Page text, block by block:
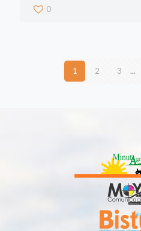
0
1 2 3 ...